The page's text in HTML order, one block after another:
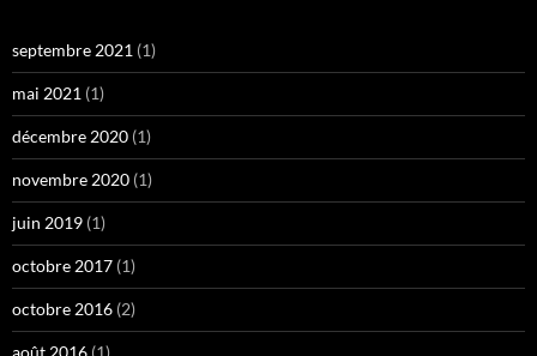
septembre 2021 (1)
mai 2021 (1)
décembre 2020 (1)
novembre 2020 (1)
juin 2019 (1)
octobre 2017 (1)
octobre 2016 (2)